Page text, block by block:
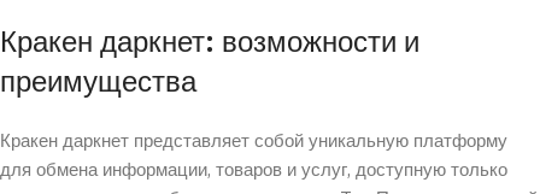
Кракен даркнет: возможности и
преимущества
Кракен даркнет представляет собой уникальную платформу
для обмена информации, товаров и услуг, доступную только